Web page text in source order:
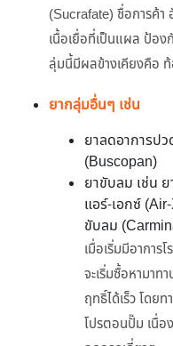
(Sucrafate) ชื่อการค้า
เนื้อเยื่อที่เป็นแผล ป้อง
ลุ่มนี้มีผลข้างเคียงคือ
ยากลุ่มอื่นๆ เช่น
ยาลดอาการป
(Buscopan)
ยาขับลม เช่น
แอร์-เอกซ์
ขับลม
เมื่อเริ่มมีอาการ
จะเริ่มซื้อหามา
ฤทธิ์ได้เร็ว โดย
โปรตอนปั๊ม เนื่อง